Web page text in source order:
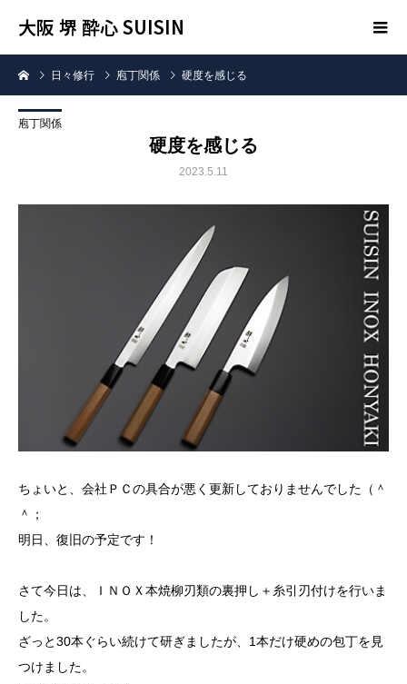
大阪 堺 酔心 SUISIN
日々修行 庖丁関係 硬度を感じる
庖丁関係
硬度を感じる
2023.5.11
ちょいと、会社ＰＣの具合が悪く更新しておりませんでした（＾
＾；
明日、復旧の予定です！
さて今日は、ＩＮＯＸ本焼柳刃類の裏押し＋糸引刃付けを行いま
した。
ざっと30本ぐらい続けて研ぎましたが、1本だけ硬めの包丁を見
つけました。